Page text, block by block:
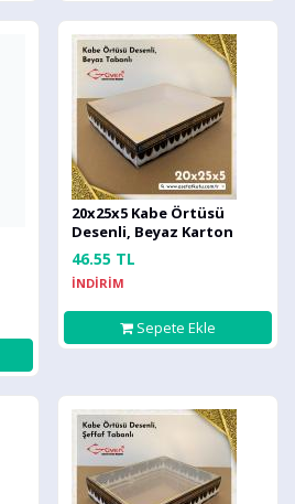
20x25x5 Kabe Örtüsü
Desenli, Beyaz Karton
Tabanlı Kutu
46.55 TL
İNDİRİM
Sepete Ekle